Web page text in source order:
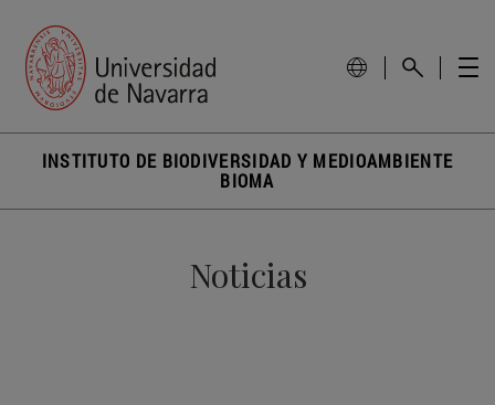
INSTITUTO DE BIODIVERSIDAD Y MEDIOAMBIENTE
BIOMA
Noticias